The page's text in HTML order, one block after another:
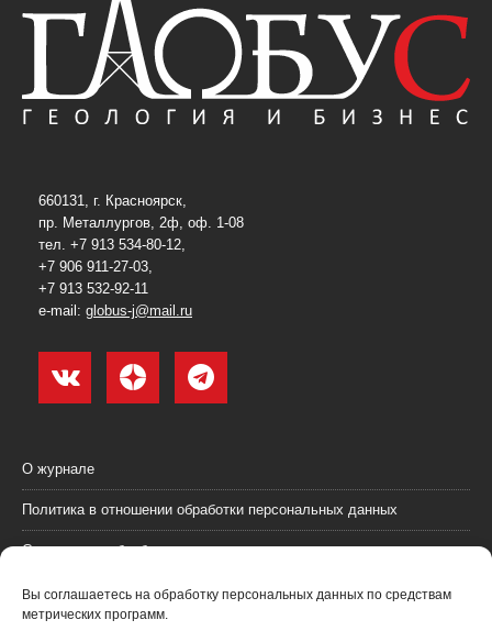
Вы соглашаетесь на обработку персональных данных по средствам
метрических программ.
660131, г. Красноярск,
пр. Металлургов, 2ф, оф. 1-08
тел. +7 913 534-80-12,
+7 906 911-27-03,
+7 913 532-92-11
e-mail: globus-j@mail.ru
О журнале
Политика в отношении обработки персональных данных
Согласие на обработку персональных данных
Пользовательское соглашение (оферта)